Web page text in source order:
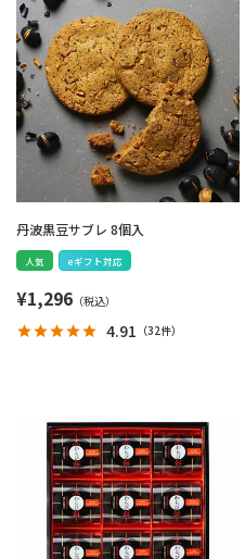
丹波黒豆サブレ 8個入
人気 eギフト対応
¥1,296
4.91 （32件）